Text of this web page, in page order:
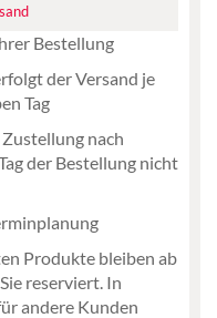
Bestellung
der Versand je
Tag
nach
der Bestellung nicht
Produkte bleiben ab
reserviert. In
andere Kunden